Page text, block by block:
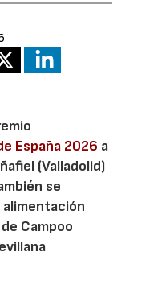
España 2026 a
(Valladolid)
se
alimentación
Campoo